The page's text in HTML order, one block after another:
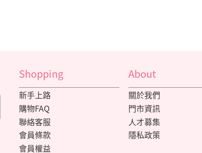
Shopping
新手上路
購物FAQ
聯絡客服
會員條款
會員權益
About
關於我們
門市資訊
人才募集
隱私政策